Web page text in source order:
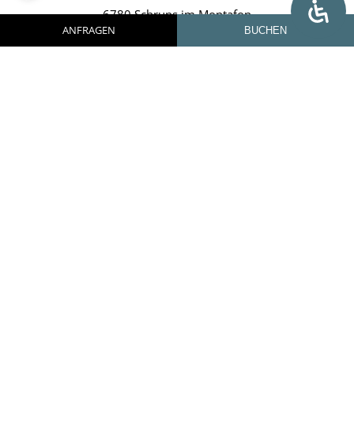
6780 Schruns im Montafon
ANFRAGEN BUCHEN